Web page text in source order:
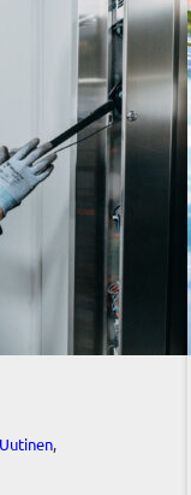
Uutinen